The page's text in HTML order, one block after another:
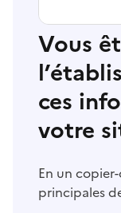
Vous
ces
votre
En un
principales